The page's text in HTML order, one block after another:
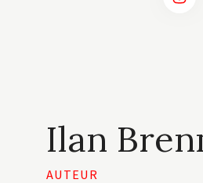
Ilan
AUTEUR